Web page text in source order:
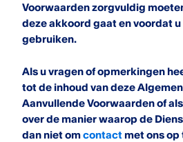
Voorwaarden zorgvuldig
deze akkoord gaat en voordat
gebruiken.
Als u vragen of opmerkingen
tot de inhoud van deze
Aanvullende Voorwaarden of
over de manier waarop de
dan niet omcontact met ons op